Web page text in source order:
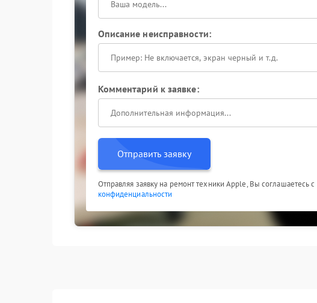
Описание неисправности:
Комментарий к заявке:
Отправить заявку
Отправляя заявку на ремонт техники Apple, Вы соглашаетесь с
конфиденциальности